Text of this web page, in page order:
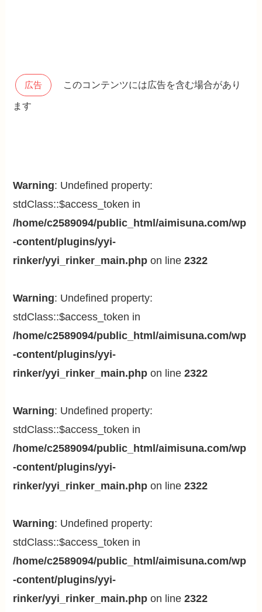
広告 このコンテンツには広告を含む場合があり
ます
Warning: Undefined property:
stdClass::$access_token in
/home/c2589094/public_html/aimisuna.com/wp
-content/plugins/yyi-
rinker/yyi_rinker_main.php on line2322
Warning: Undefined property:
stdClass::$access_token in
/home/c2589094/public_html/aimisuna.com/wp
-content/plugins/yyi-
rinker/yyi_rinker_main.php on line2322
Warning: Undefined property:
stdClass::$access_token in
/home/c2589094/public_html/aimisuna.com/wp
-content/plugins/yyi-
rinker/yyi_rinker_main.php on line2322
Warning: Undefined property:
stdClass::$access_token in
/home/c2589094/public_html/aimisuna.com/wp
-content/plugins/yyi-
rinker/yyi_rinker_main.php on line2322